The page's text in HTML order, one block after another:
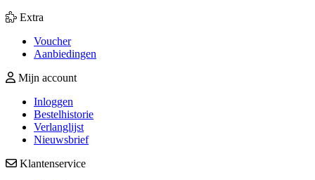
Extra
Voucher
Aanbiedingen
Mijn account
Inloggen
Bestelhistorie
Verlanglijst
Nieuwsbrief
Klantenservice